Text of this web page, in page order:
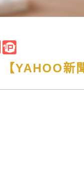
【YAHOO